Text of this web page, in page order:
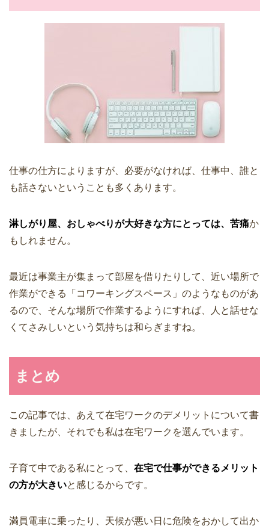
仕事の仕方によりますが、必要がなければ、仕事中、誰と
も話さないということも多くあります。
淋しがり屋、おしゃべりが大好きな方にとっては、苦痛か
もしれません。
最近は事業主が集まって部屋を借りたりして、近い場所で
作業ができる「コワーキングスペース」のようなものがあ
るので、そんな場所で作業するようにすれば、人と話せな
くてさみしいという気持ちは和らぎますね。
まとめ
この記事では、あえて在宅ワークのデメリットについて書
きましたが、それでも私は在宅ワークを選んでいます。
子育て中である私にとって、 在宅で仕事ができるメリット
の方が大きいと感じるからです。
満員電車に乗ったり、天候が悪い日に危険をおかして出か